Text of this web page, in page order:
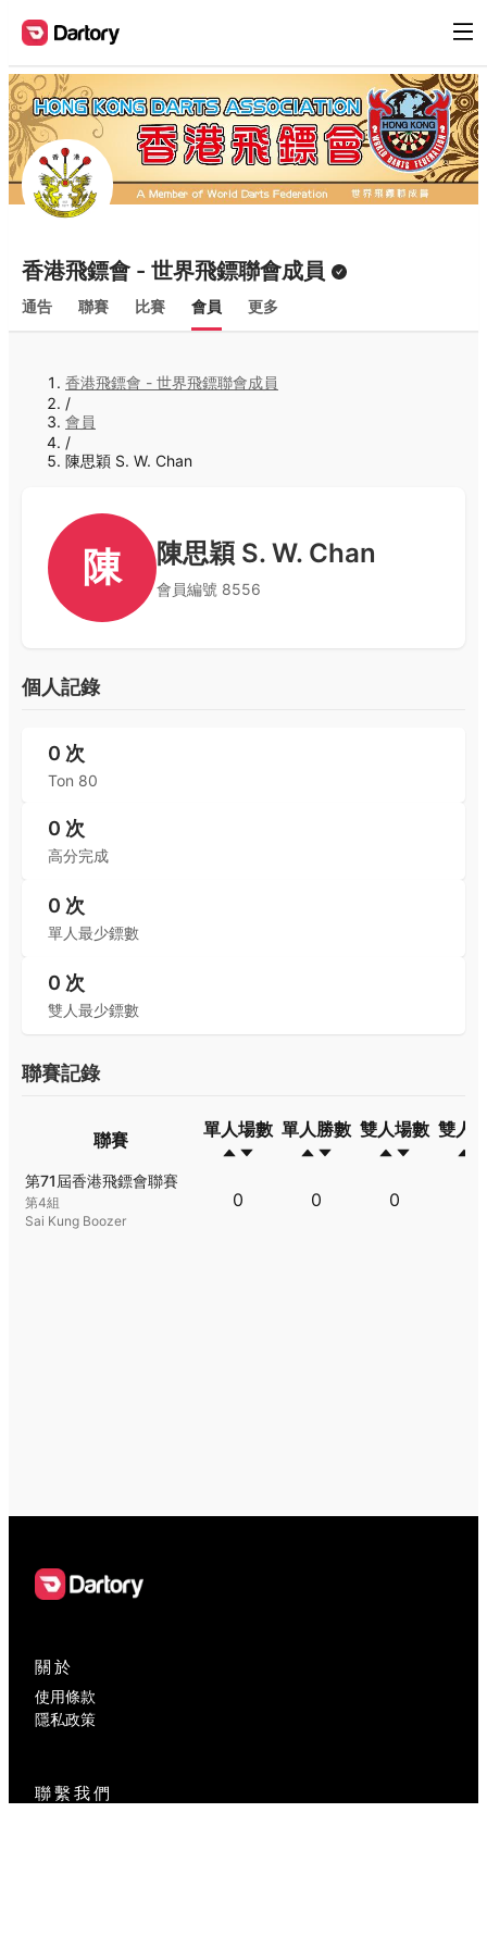
香港飛鏢會 - 世界飛鏢聯會成員
通告 聯賽 比賽 會員 更多
香港飛鏢會 - 世界飛鏢聯會成員
/
會員
/
陳思穎 S. W. Chan
陳 陳思穎 S. W. Chan
會員編號 8556
個人記錄
0 次
Ton 80
0 次
高分完成
0 次
單人最少鏢數
0 次
雙人最少鏢數
聯賽記錄
聯賽 單人場數 單人勝數 雙人場數 雙人
聯賽
第71屆香港飛鏢會聯賽
第4組
Sai Kung Boozer
0 0 0
關於
使用條款
隱私政策
聯繫我們